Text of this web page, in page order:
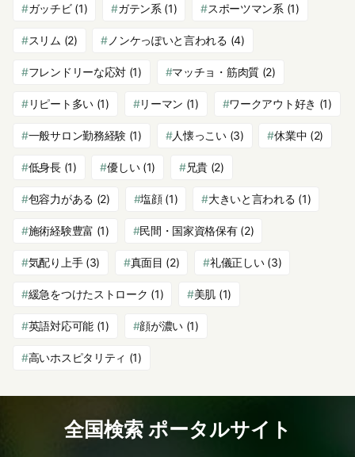
ガッチビ(1) ガテン系 (1) スポーツマン系 (1)
スリム (2) ノンケっぽいと言われる (4)
フレンドリーな応対 (1) マッチョ・筋肉質(2)
リピート多い(1) リーマン (1) ワークアウト好き (1)
一般サロン勤務経験 (1) 人懐っこい(3) 休業中 (2)
低身長(1) 優しい(1) 兄貴(2)
包容力がある (2) 塩顔(1) 大きいと言われる (1)
施術経験豊富 (1) 民間・国家資格保有(2)
気配り上手(3) 真面目 (2) 礼儀正しい(3)
緩急をつけたストローク (1) 美肌 (1)
英語対応可能(1) 顔が濃い (1)
高いホスピタリティ (1)
全国検索 ポータルサイト